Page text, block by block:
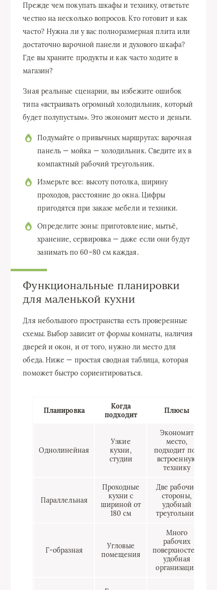
Прежде чем покупать шкафы и технику, ответьте
честно на несколько вопросов. Кто готовит и как
часто? Нужна ли у вас полноразмерная плита или
достаточно варочной панели и духового шкафа?
Где вы храните продукты и как часто ходите в
магазин?
Зная реальные сценарии, вы избежите ошибок
типа «встраивать огромный холодильник, который
будет полупустым». Это экономит место и деньги.
Подумайте о привычных маршрутах: варочная
панель — мойка — холодильник. Сведите их в
компактный рабочий треугольник.
Измерьте все: высоту потолка, ширину
проходов, расстояние до окна. Цифры
пригодятся при заказе мебели и техники.
Определите зоны: приготовление, мытьё,
хранение, сервировка — даже если они будут
занимать по 60–80 см каждая.
Функциональные планировки
для маленькой кухни
Для небольшого пространства есть проверенные
схемы. Выбор зависит от формы комнаты, наличия
дверей и окон, и от того, нужно ли место для
обеда. Ниже — простая сводная таблица, которая
поможет быстро сориентироваться.
Планировка
Когда
подходит
Плюсы
Однолинейная
Узкие
кухни,
студии
Экономит
место,
подходит под
встроенную
технику
Параллельная
Проходные
кухни с
шириной от
180 см
Две рабочие
стороны,
удобный
треугольник
Г-образная
Угловые
помещения
Много
рабочих
поверхностей,
удобная
организация